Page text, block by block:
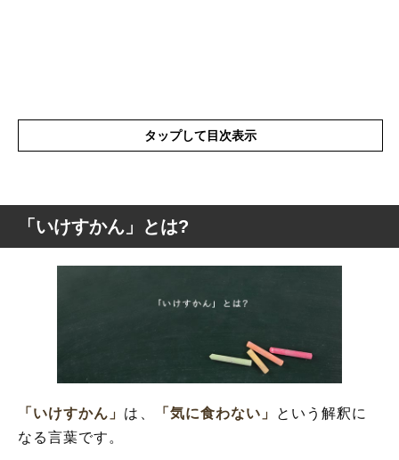
タップして目次表示
「いけすかん」とは?
「いけすかん」とは?
「いけすかん」 は、 「気に食わない」
という解釈に
なる言葉です。